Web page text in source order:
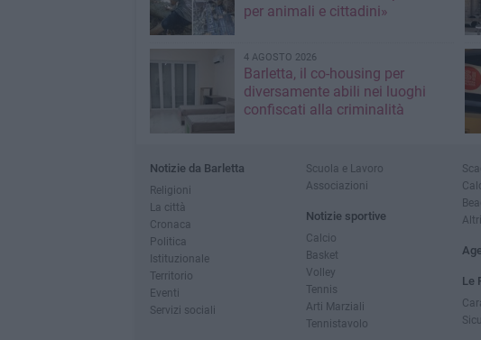
per animali e cittadini»
4 AGOSTO 2026
Barletta, il co-housing per
diversamente abili nei luoghi
confiscati alla criminalità
Notizie da Barletta
Religioni
La città
Cronaca
Politica
Istituzionale
Territorio
Eventi
Servizi sociali
Scuola e Lavoro
Associazioni
Notizie sportive
Calcio
Basket
Volley
Tennis
Arti Marziali
Tennistavolo
Le